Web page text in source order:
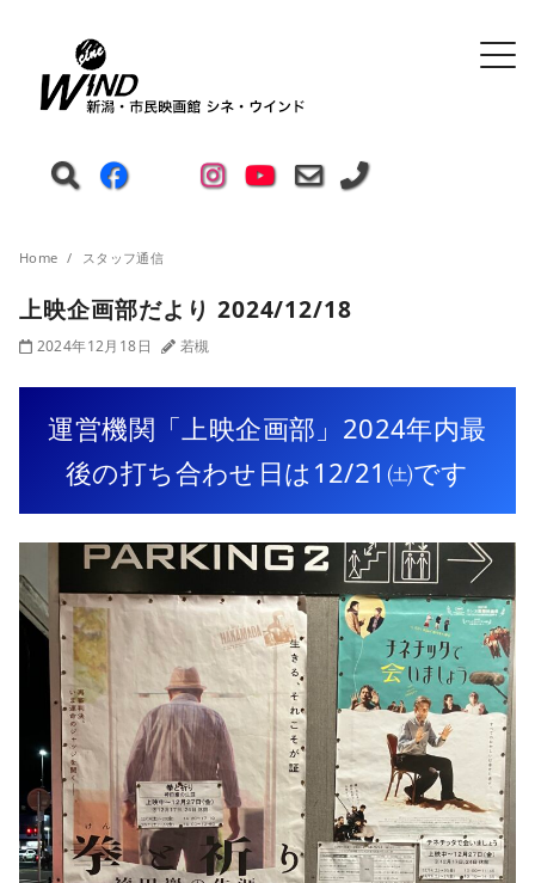
Home スタッフ通信
上映企画部だより 2024/12/18
2024年12月18日 若槻
運営機関「上映企画部」2024年内最
後の打ち合わせ日は12/21㈯です